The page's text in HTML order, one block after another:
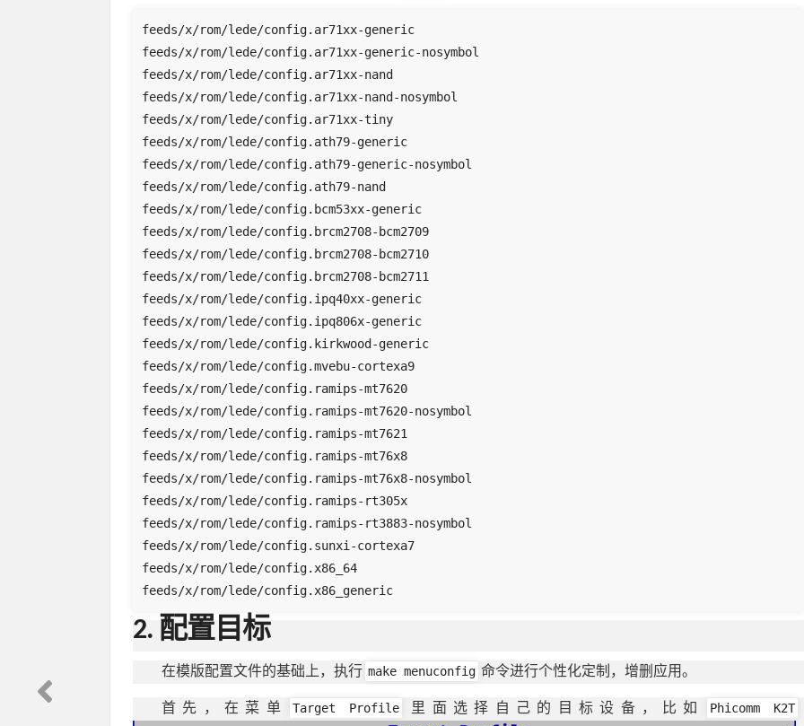
feeds/x/rom/lede/config.ar71xx-generic
feeds/x/rom/lede/config.ar71xx-generic-nosymbol
feeds/x/rom/lede/config.ar71xx-nand
feeds/x/rom/lede/config.ar71xx-nand-nosymbol
feeds/x/rom/lede/config.ar71xx-tiny
feeds/x/rom/lede/config.ath79-generic
feeds/x/rom/lede/config.ath79-generic-nosymbol
feeds/x/rom/lede/config.ath79-nand
feeds/x/rom/lede/config.bcm53xx-generic
feeds/x/rom/lede/config.brcm2708-bcm2709
feeds/x/rom/lede/config.brcm2708-bcm2710
feeds/x/rom/lede/config.brcm2708-bcm2711
feeds/x/rom/lede/config.ipq40xx-generic
feeds/x/rom/lede/config.ipq806x-generic
feeds/x/rom/lede/config.kirkwood-generic
feeds/x/rom/lede/config.mvebu-cortexa9
feeds/x/rom/lede/config.ramips-mt7620
feeds/x/rom/lede/config.ramips-mt7620-nosymbol
feeds/x/rom/lede/config.ramips-mt7621
feeds/x/rom/lede/config.ramips-mt76x8
feeds/x/rom/lede/config.ramips-mt76x8-nosymbol
feeds/x/rom/lede/config.ramips-rt305x
feeds/x/rom/lede/config.ramips-rt3883-nosymbol
feeds/x/rom/lede/config.sunxi-cortexa7
feeds/x/rom/lede/config.x86_64
feeds/x/rom/lede/config.x86_generic
2. 配置目标
在模版配置文件的基础上，执行 make menuconfig 命令进行个性化定制，增删应用。
首先，在菜单 Target Profile 里面选择自己的目标设备，比如 Phicomm K2T